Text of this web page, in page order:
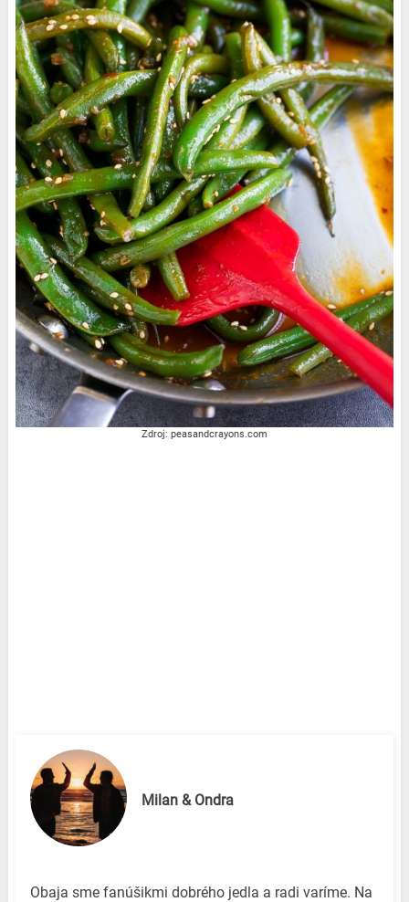
Zdroj: peasandcrayons.com
Milan & Ondra
Obaja sme fanúšikmi dobrého jedla a radi varíme. Na